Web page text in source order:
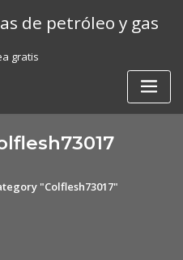
de petróleo y gas
gratis
"Colflesh73017"